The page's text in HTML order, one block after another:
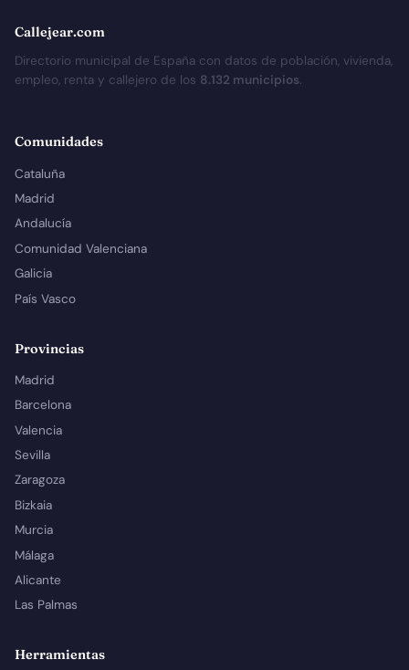
Callejear.com
Directorio municipal de España con datos de población, vivienda,
empleo, renta y callejero de los 8.132 municipios.
Comunidades
Cataluña
Madrid
Andalucía
Comunidad Valenciana
Galicia
País Vasco
Provincias
Madrid
Barcelona
Valencia
Sevilla
Zaragoza
Bizkaia
Murcia
Málaga
Alicante
Las Palmas
Herramientas